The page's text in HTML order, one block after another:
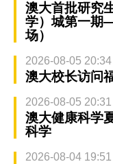
澳大首批研究
学）城第一期
场）
2026-08-05 20:34
澳大校长访问
2026-08-05 20:31
澳大健康科学
科学
2026-08-04 19:51